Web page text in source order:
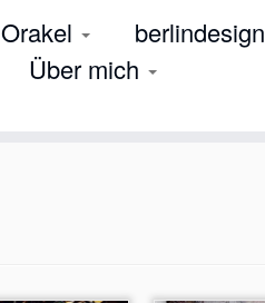
Orakel berlindesign
Über mich